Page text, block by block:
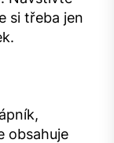
si třeba jen
obsahuje